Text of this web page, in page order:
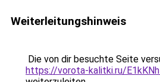
Weiterleitungshinweis
Die von dir besuchte Seite
https://vorota-kalitki.ru/